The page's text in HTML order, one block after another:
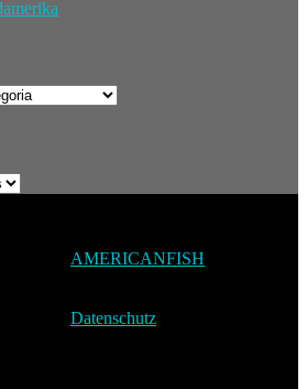
AMERICANFISH
Datenschutz